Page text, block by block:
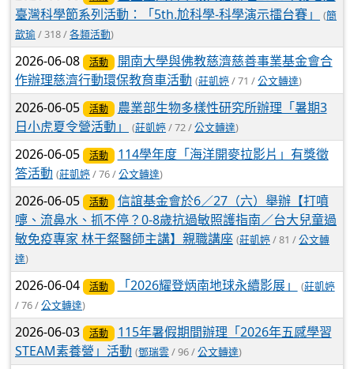
臺灣科學節系列活動：「5th.尬科學-科學演示擂台賽」
(簡
歆瑜/ 318 /各類活動)
2026-06-08 活動
開南大學與佛教慈濟慈善事業基金會合
作辦理慈濟行動環保教育車活動 (莊凱婷/ 71 /公文轉達)
2026-06-05 活動
農業部生物多樣性研究所辦理「暑期3
日小虎夏令營活動」
(莊凱婷/ 72 /公文轉達)
2026-06-05 活動
114學年度「海洋開麥拉影片」有獎徵
答活動 (莊凱婷/ 76 /公文轉達)
2026-06-05 活動
信誼基金會於6／27（六）舉辦【打噴
嚏、流鼻水、抓不停？0-8歲抗過敏照護指南／台大兒童過
敏免疫專家 林于粲醫師主講】親職講座 (莊凱婷/ 81 /公文轉
達)
2026-06-04 活動 「2026耀登炳南地球永續影展」 (莊凱婷
/ 76 /公文轉達)
2026-06-03 活動
115年暑假期間辦理「2026年五感學習
STEAM素養營」活動 (鄧瑞雲 / 96 /公文轉達)